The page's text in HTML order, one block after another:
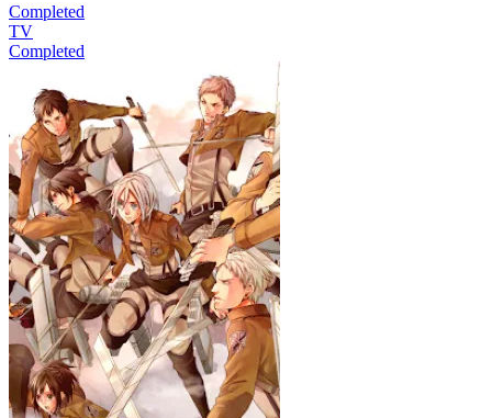
Completed
TV
Completed